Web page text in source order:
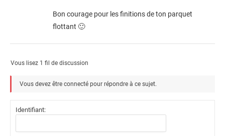
Bon courage pour les finitions de ton parquet
flottant 🙂
Vous lisez 1 fil de discussion
Vous devez être connecté pour répondre à ce sujet.
Identifiant: